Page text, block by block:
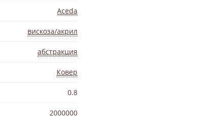
Aceda
вискоза/акрил
абстракция
Ковер
0.8
2000000